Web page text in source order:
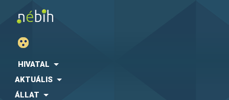
HIVATAL
AKTUÁLIS
ÁLLAT